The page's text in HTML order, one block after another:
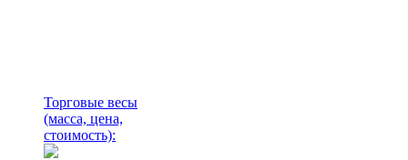
Торговые весы
(масса, цена,
стоимость):